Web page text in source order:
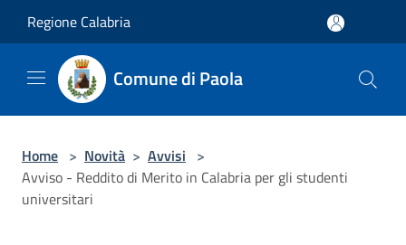
Regione Calabria
Comune di Paola
Home > Novità > Avvisi >
Avviso - Reddito di Merito in Calabria per gli studenti
universitari